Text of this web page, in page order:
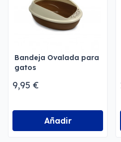
Bandeja Ovalada para
gatos
9,95 €
Añadir